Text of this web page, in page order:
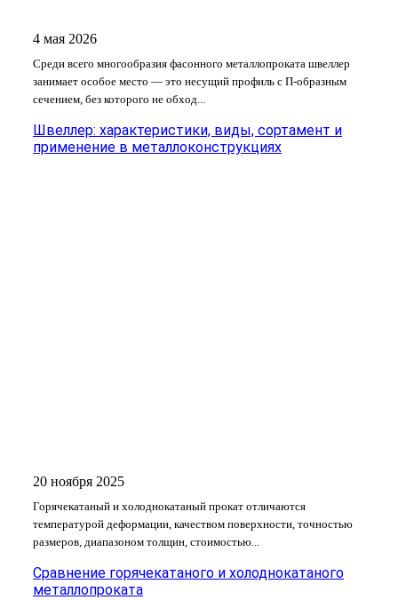
4 мая 2026
Среди всего многообразия фасонного металлопроката швеллер
занимает особое место — это несущий профиль с П-образным
сечением, без которого не обход...
Швеллер: характеристики, виды, сортамент и
применение в металлоконструкциях
20 ноября 2025
Горячекатаный и холоднокатаный прокат отличаются
температурой деформации, качеством поверхности, точностью
размеров, диапазоном толщин, стоимостью...
Сравнение горячекатаного и холоднокатаного
металлопроката